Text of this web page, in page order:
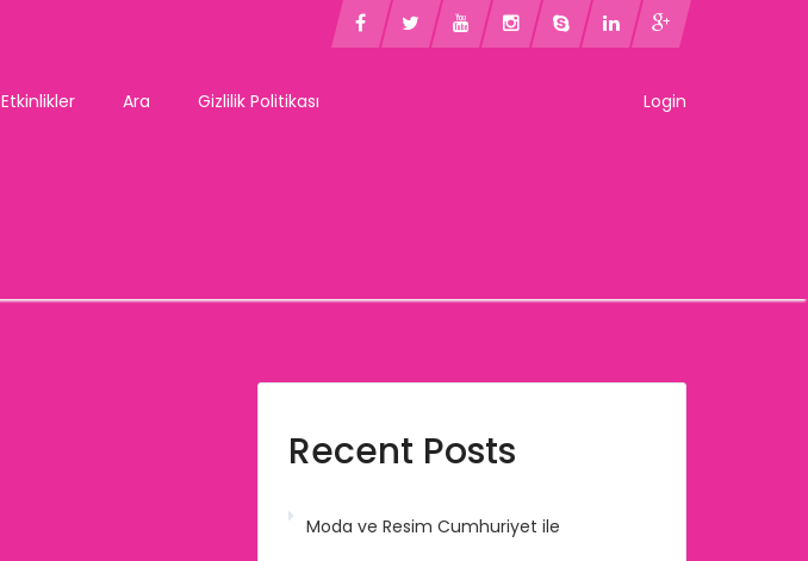
Login
Etkinlikler Ara Gizlilik Politikası
Recent Posts
Moda ve Resim Cumhuriyet ile